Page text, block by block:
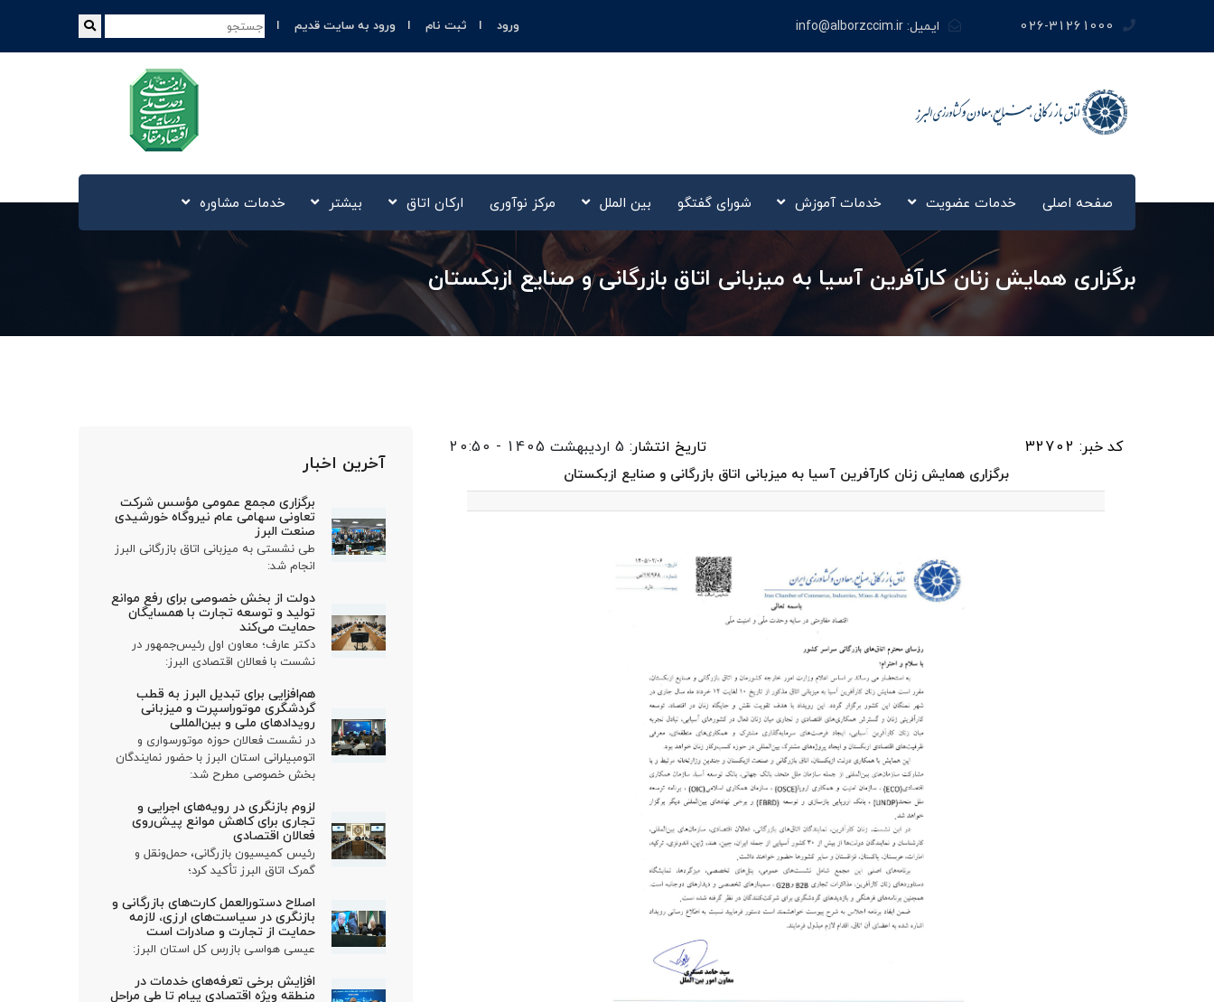
026-31261000 ایمیل:info@alborzccim.ir ورود ثبت نام ورود به سایت قدیم
صفحه اصلی خدمات عضویت خدمات آموزش شورای گفتگو بین الملل مرکز نوآوری‌ ارکان اتاق بیشتر خدمات مشاوره
برگزاری همایش زنان کارآفرین آسیا به میزبانی اتاق بازرگانی و صنایع ازبکستان
کد خبر: 32702 تاریخ انتشار: 5 اردیبهشت 1405 - 20:50
برگزاری همایش زنان کارآفرین آسیا به میزبانی اتاق بازرگانی و صنایع ازبکستان آخرین اخبار
برگزاری مجمع عمومی مؤسس شرکت
تعاونی سهامی عام نیروگاه خورشیدی
صنعت البرز
طی نشستی به میزبانی اتاق بازرگانی البرز
انجام شد:
دولت از بخش خصوصی برای رفع موانع
تولید و توسعه تجارت با همسایگان
حمایت می‌کند
دکتر عارف؛ معاون اول رئیس‌جمهور در
نشست با فعالان اقتصادی البرز:
هم‌افزایی برای تبدیل البرز به قطب
گردشگری موتوراسپرت و میزبانی
رویدادهای ملی و بین‌المللی
در نشست فعالان حوزه موتورسواری و
اتومبیلرانی استان البرز با حضور نمایندگان
بخش خصوصی مطرح شد:
لزوم بازنگری در رویه‌های اجرایی و
تجاری برای کاهش موانع پیش‌روی
فعالان اقتصادی
رئیس کمیسیون بازرگانی، حمل‌ونقل و
گمرک اتاق البرز تأکید کرد؛
اصلاح دستورالعمل کارت‌های بازرگانی و
بازنگری در سیاست‌های ارزی، لازمه
حمایت از تجارت و صادرات است
عیسی هواسی بازرس کل استان البرز:
افزایش برخی تعرفه‌های خدمات در
منطقه ویژه اقتصادی پیام تا طی مراحل